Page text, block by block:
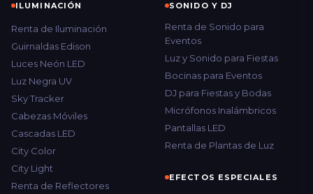
ILUMINACIÓN
Renta de Iluminación
Guirnaldas Edison
Luces Neón LED
Luz Negra UV
Sky Tracker
Cabezas Móviles
Cascadas LED
City Color
City Light
Renta de Reflectores
SONIDO Y DJ
Renta de Sonido para
Eventos
Luz y Sonido para Fiestas
Bocinas para Eventos
DJ para Fiestas y Bodas
Micrófonos Inalámbricos
Pantallas LED
Renta de Plantas de Luz
EFECTOS ESPECIALES